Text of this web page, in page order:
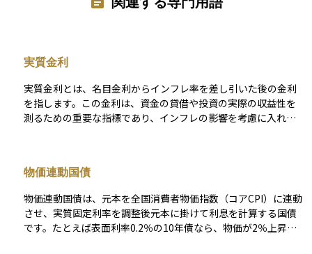
実質金利
実質金利とは、名目金利からインフレ率を差し引いた後の金利
を指します。この金利は、資金の貸借や投資の実際の収益性を
測るための重要な指標であり、インフレの影響を考慮に入れた
投資のリターンはインフレ率を上回っていることを意味し、投
資家の購買力は増加します。逆に、実質金利が負の場合には、
投資のリターンがインフレ率に追いついていないため、時間の
経過と共に購買力が減少します。これは、実際の利益が期待ほ
ど高くないことを示しており、投資や貯蓄の実質的な価値が減
物価連動国債
物価連動国債は、元本を全国消費者物価指数（コアCPI）に連動
させ、実質固定利率を調整後元本に掛けて利息を計算する国債
です。たとえば表面利率0.2％の10年債なら、物価が2％上昇し